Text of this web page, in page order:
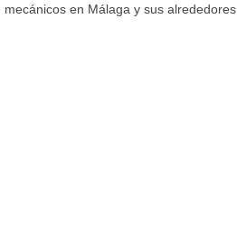
mecánicos en Málaga y sus alrededores.